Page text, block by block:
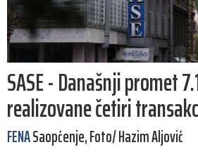
SASE - Današnji promet
realizovane četiri
FENASaopćenje, Foto/ Hazim Aljović